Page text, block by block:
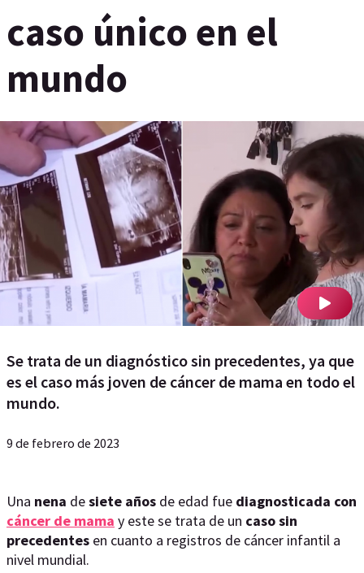
caso único en el
mundo
Se trata de un diagnóstico sin precedentes, ya que
es el caso más joven de cáncer de mama en todo el
mundo.
9 de febrero de 2023
Una nena desiete años de edad fue diagnosticada con
cáncer de mama y este se trata de un caso sin
precedentes en cuanto a registros de cáncer infantil a
nivel mundial.